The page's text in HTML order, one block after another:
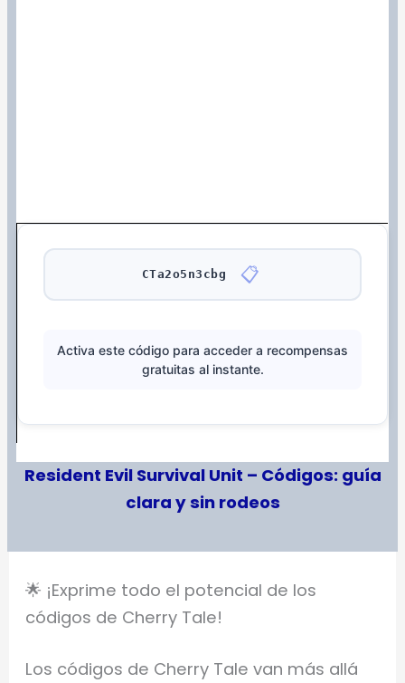
CTa2o5n3cbg 📋
Activa este código para acceder a recompensas
gratuitas al instante.
Resident Evil Survival Unit – Códigos: guía
clara y sin rodeos
🌟 ¡Exprime todo el potencial de los
códigos de Cherry Tale!
Los códigos de Cherry Tale van más allá